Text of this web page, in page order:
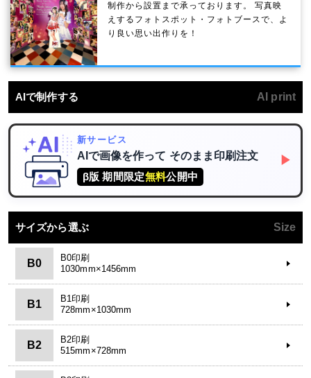
制作から設置まで承っております。 写真映
えするフォトスポット・フォトブースで、よ
り良い思い出作りを！
AIで制作する AI print
新サービス
AIで画像を作って そのまま印刷注文
β版 期間限定無料公開中
▶
サイズから選ぶ Size
B0
B0印刷
1030mm×1456mm
B1
B1印刷
728mm×1030mm
B2
B2印刷
515mm×728mm